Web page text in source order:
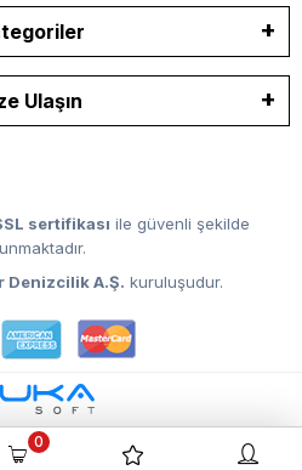
Ulaşın
sertifikası ile güvenli şekilde
Denizcilik A.Ş. kuruluşudur.
0